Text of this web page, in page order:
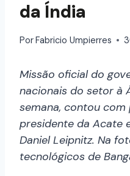
da Índia
PorFabricio Umpierres
Missão oficial do
nacionais do setor à
semana, contou
presidente da Acate
Daniel Leipnitz. Na
tecnológicos de